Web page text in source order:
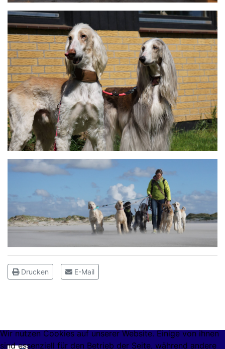
Drucken E-Mail
Wir nutzen Cookies auf unserer Website. Einige von ihnen
sind essenziell für den Betrieb der Seite, während andere